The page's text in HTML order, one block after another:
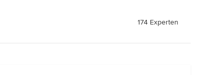
174 Experten